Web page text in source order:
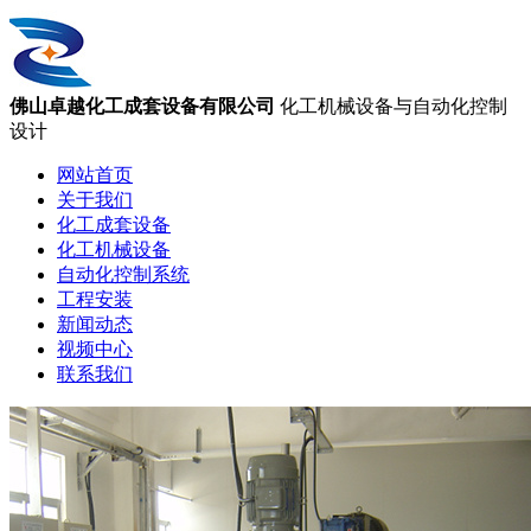
佛山卓越化工成套设备有限公司 化工机械设备与自动化控制
设计
网站首页
关于我们
化工成套设备
化工机械设备
自动化控制系统
工程安装
新闻动态
视频中心
联系我们